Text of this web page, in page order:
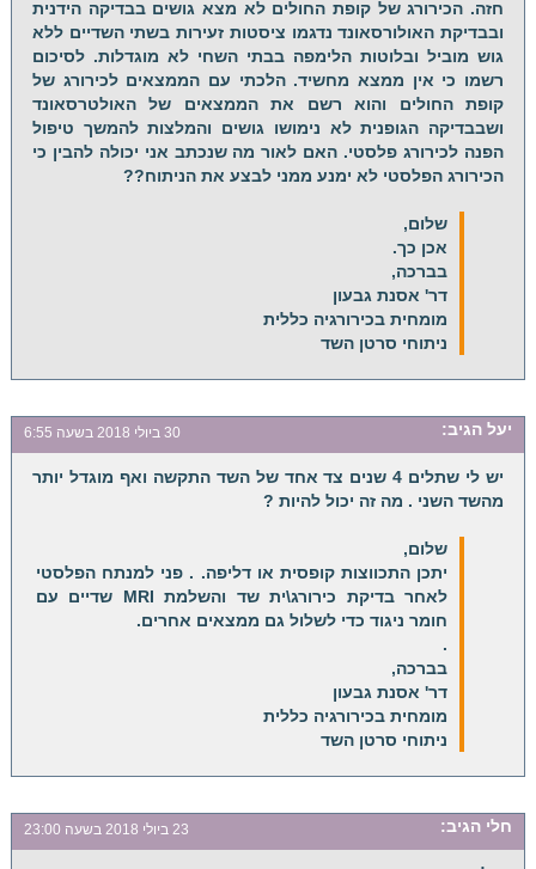
חזה. הכירורג של קופת החולים לא מצא גושים בבדיקה הידנית
ובבדיקת האולורסאונד נדגמו ציסטות זעירות בשתי השדיים ללא
גוש מוביל ובלוטות הלימפה בבתי השחי לא מוגדלות. לסיכום
רשמו כי אין ממצא מחשיד. הלכתי עם הממצאים לכירורג של
קופת החולים והוא רשם את הממצאים של האולטרסאונד
ושבבדיקה הגופנית לא נימושו גושים והמלצות להמשך טיפול
הפנה לכירורג פלסטי. האם לאור מה שנכתב אני יכולה להבין כי
הכירורג הפלסטי לא ימנע ממני לבצע את הניתוח??
שלום,
אכן כך.
בברכה,
דר' אסנת גבעון
מומחית בכירורגיה כללית
ניתוחי סרטן השד
יעל הגיב: 30 ביולי 2018 בשעה 6:55
יש לי שתלים 4 שנים צד אחד של השד התקשה ואף מוגדל יותר
מהשד השני . מה זה יכול להיות ?
שלום,
יתכן התכווצות קופסית או דליפה. . פני למנתח הפלסטי
לאחר בדיקת כירורג\ית שד והשלמת MRI שדיים עם
חומר ניגוד כדי לשלול גם ממצאים אחרים.
.
בברכה,
דר' אסנת גבעון
מומחית בכירורגיה כללית
ניתוחי סרטן השד
חלי הגיב: 23 ביולי 2018 בשעה 23:00